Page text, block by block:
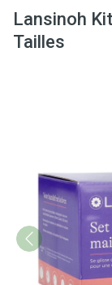
Lansinoh
Tailles